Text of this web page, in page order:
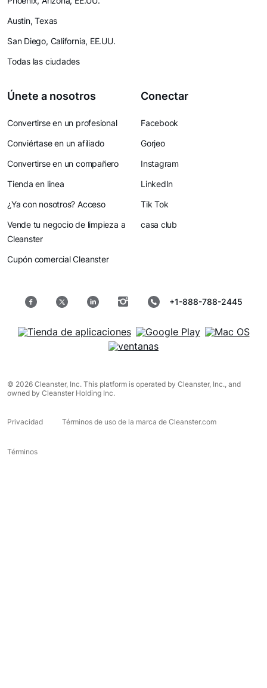
Austin, Texas
San Diego, California, EE.UU.
Todas las ciudades
Únete a nosotros
Convertirse en un profesional
Conviértase en un afiliado
Convertirse en un compañero
Tienda en linea
¿Ya con nosotros? Acceso
Vende tu negocio de limpieza a
Cleanster
Cupón comercial Cleanster
Conectar
Facebook
Gorjeo
Instagram
LinkedIn
Tik Tok
casa club
+1-888-788-2445
© 2026 Cleanster, Inc. This platform is operated by Cleanster, Inc., and
owned by Cleanster Holding Inc.
Privacidad Términos de uso de la marca de Cleanster.com
Términos